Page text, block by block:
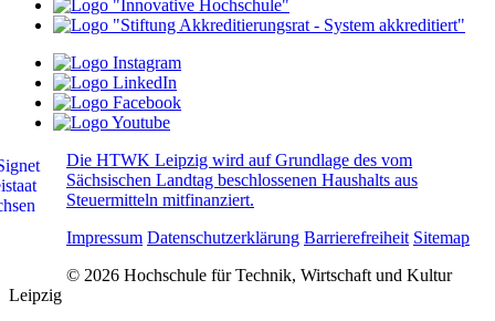
Die HTWK Leipzig wird auf Grundlage des vom
Sächsischen Landtag beschlossenen Haushalts aus
Steuermitteln mitfinanziert.
Impressum Datenschutzerklärung Barrierefreiheit Sitemap
© 2026 Hochschule für Technik, Wirtschaft und Kultur
Leipzig